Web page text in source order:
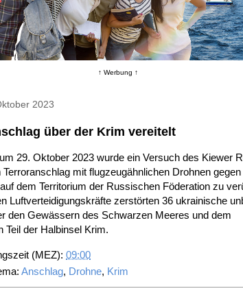
↑ Werbung ↑
2023
über der Krim vereitelt
29. Oktober 2023 wurde ein Versuch des Kiewer
Terroranschlag mit flugzeugähnlichen Drohnen gegen
dem Territorium der Russischen Föderation zu
Luftverteidigungskräfte zerstörten 36 ukrainische
den Gewässern des Schwarzen Meeres und dem
Teil der Halbinsel Krim.
(MEZ): 09:00
Anschlag, Drohne, Krim